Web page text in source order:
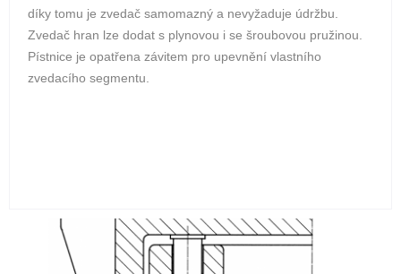
díky tomu je zvedač samomazný a nevyžaduje údržbu.
Zvedač hran lze dodat s plynovou i se šroubovou pružinou.
Pístnice je opatřena závitem pro upevnění vlastního
zvedacího segmentu.